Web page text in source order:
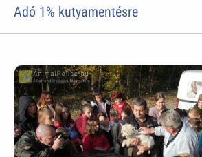
Adó 1% kutyamentésre